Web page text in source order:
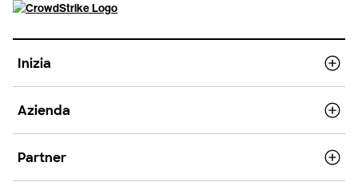
Inizia
Azienda
Partner